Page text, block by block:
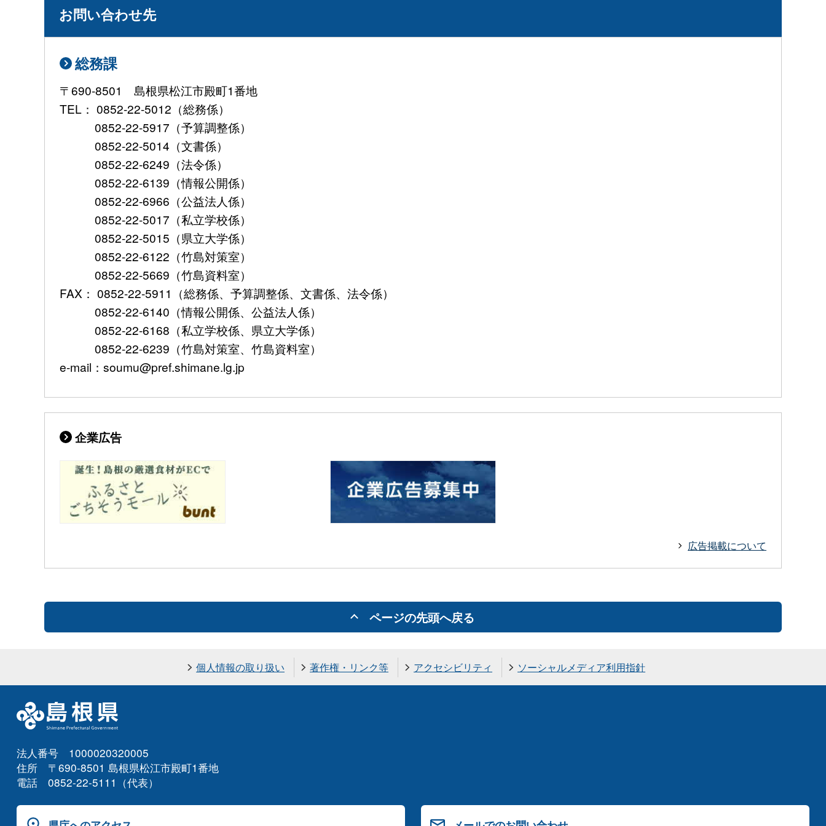
お問い合わせ先
総務課
〒690-8501 島根県松江市殿町1番地
TEL： 0852-22-5012（総務係）
0852-22-5917（予算調整係）
0852-22-5014（文書係）
0852-22-6249（法令係）
0852-22-6139（情報公開係）
0852-22-6966（公益法人係）
0852-22-5017（私立学校係）
0852-22-5015（県立大学係）
0852-22-6122（竹島対策室）
0852-22-5669（竹島資料室）
FAX： 0852-22-5911（総務係、予算調整係、文書係、法令係）
0852-22-6140（情報公開係、公益法人係）
0852-22-6168（私立学校係、県立大学係）
0852-22-6239（竹島対策室、竹島資料室）
e-mail：soumu@pref.shimane.lg.jp
企業広告
広告掲載について
ページの先頭へ戻る
個人情報の取り扱い 著作権・リンク等 アクセシビリティ ソーシャルメディア利用指針
法人番号 1000020320005
住所 〒690-8501 島根県松江市殿町1番地
電話 0852-22-5111（代表）